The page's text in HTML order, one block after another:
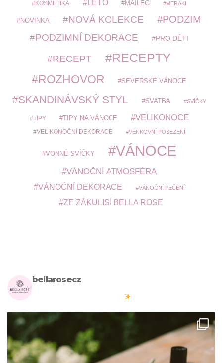
KOSMETIKA LÉTO MAILEG MERAKI
NOVINKA NOVÁ KOLEKCE PODZIM
PODZIMNÍ DEKORACE PRO DĚTI
RECEPT RECEPTY
ROZHOVOR SEVERSKÉ VÁNOCE
SKANDINÁVSKÝ STYL SVATBA SVÍČKY
TIPY TIPY NA VÁNOCE VELIKONOCE
VELIKONOČNÍ DEKORACE VENKOVNÍ POSEZENÍ
VONNÉ SVÍČKY VÁNOCE
VÁNOČNÍ ATMOSFÉRA
VÁNOČNÍ DEKORACE VÁNOČNÍ PEČENÍ
ZE ZÁKULISÍ BELLA ROSE
bellarosecz